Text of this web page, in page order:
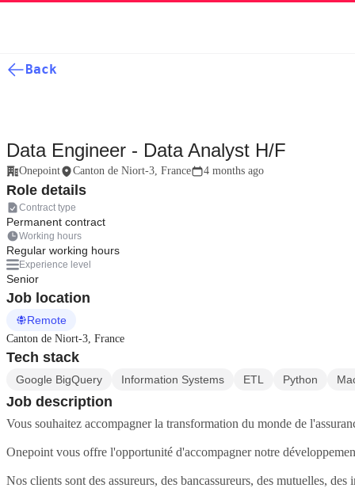
Back
Data Engineer - Data Analyst H/F
Onepoint Canton de Niort-3, France 4 months ago
Role details
Contract type
Permanent contract
Working hours
Regular working hours
Experience level
Senior
Job location
Remote
Canton de Niort-3, France
Tech stack
Google BigQuery Information Systems ETL Python
Job description
Vous souhaitez accompagner la transformation du monde de
Onepoint vous offre l'opportunité d'accompagner notre
Nos clients sont des assureurs, des bancassureurs, des mutuelles,